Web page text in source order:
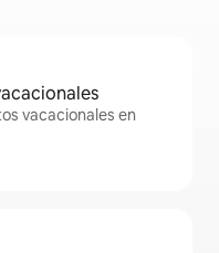
vacacionales en